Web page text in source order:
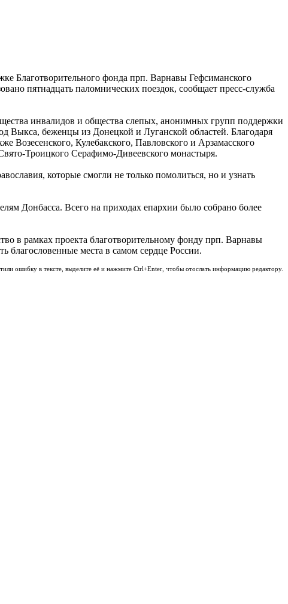
Благотворительного фонда прп. Варнавы Гефсиманского
пятнадцать паломнических поездок, сообщает пресс-служба
инвалидов и общества слепых, анонимных групп поддержки
Выкса, беженцы из Донецкой и Луганской областей. Благодаря
Возесенского, Кулебакского, Павловского и Арзамасского
Троицкого Серафимо-Дивеевского монастыря.
которые смогли не только помолиться, но и узнать
Донбасса. Всего на приходах епархии было собрано более
в рамках проекта благотворительному фонду прп. Варнавы
благословенные места в самом сердце России.
ошибку в тексте, выделите её и нажмите Ctrl+Enter, чтобы отослать информацию редактору.